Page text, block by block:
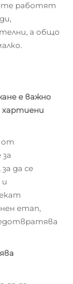
работят
а общо
е важно
хартиени
от
да се
етап,